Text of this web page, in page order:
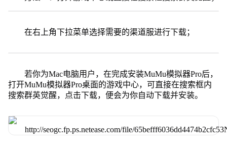
在右上角下拉菜单选择需要的渠道服进行下载；
若你为Mac电脑用户，在完成安装MuMu模拟器Pro后，
打开MuMu模拟器Pro桌面的游戏中心，可直接在搜索框内
搜索群英觉醒，点击下载，便会为你自动下载并安装。